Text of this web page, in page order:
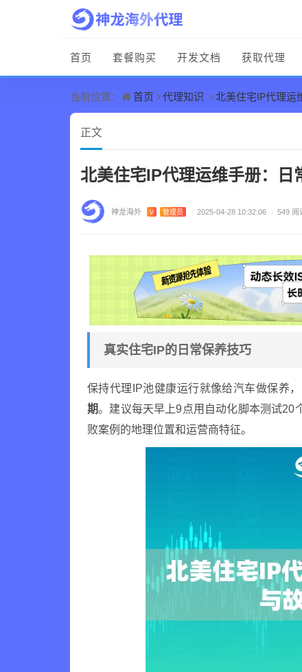
首页 套餐购买 开发文档 获取代理
当前位置： 首页 代理知识 北美住宅IP代理运
正文
北美住宅IP代理运维手册：日
神龙海外 V 管理员 / 2025-04-28 10:32:06 / 549 阅
真实住宅IP的日常保养技巧
保持代理IP池健康运行就像给汽车做保养
期。建议每天早上9点用自动化脚本测试20
败案例的地理位置和运营商特征。